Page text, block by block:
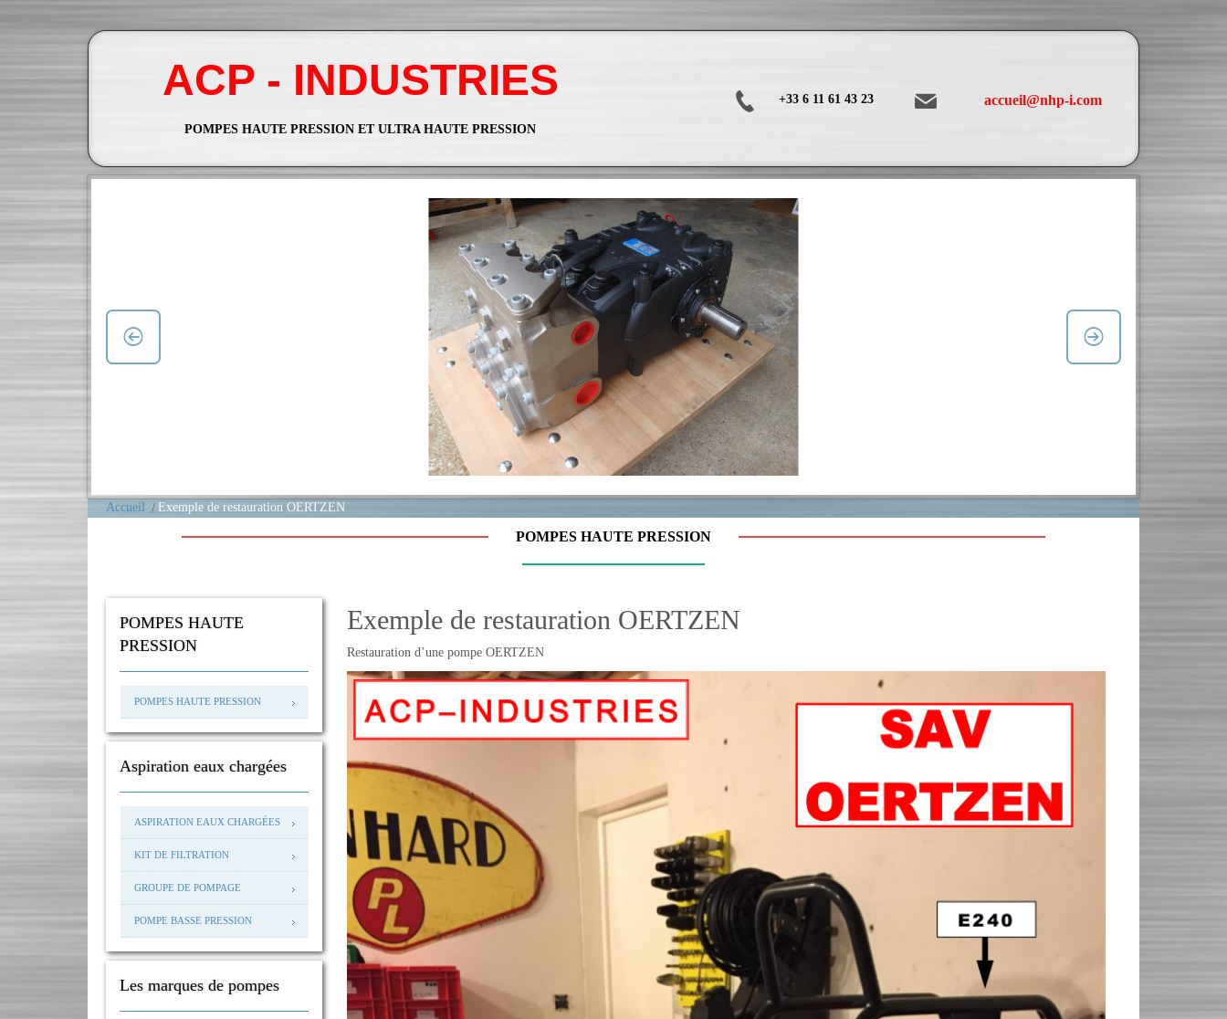
ACP - INDUSTRIES
POMPES HAUTE PRESSION ET ULTRA HAUTE PRESSION
accueil@nhp-i.com
+33 6 11 61 43 23
Accueil Exemple de restauration OERTZEN
POMPES HAUTE PRESSION
POMPES HAUTE
PRESSION
POMPES HAUTE PRESSION
Aspiration eaux chargées
ASPIRATION EAUX CHARGÉES
KIT DE FILTRATION
GROUPE DE POMPAGE
POMPE BASSE PRESSION
Les marques de pompes
Exemple de restauration OERTZEN
Restauration d’une pompe OERTZEN